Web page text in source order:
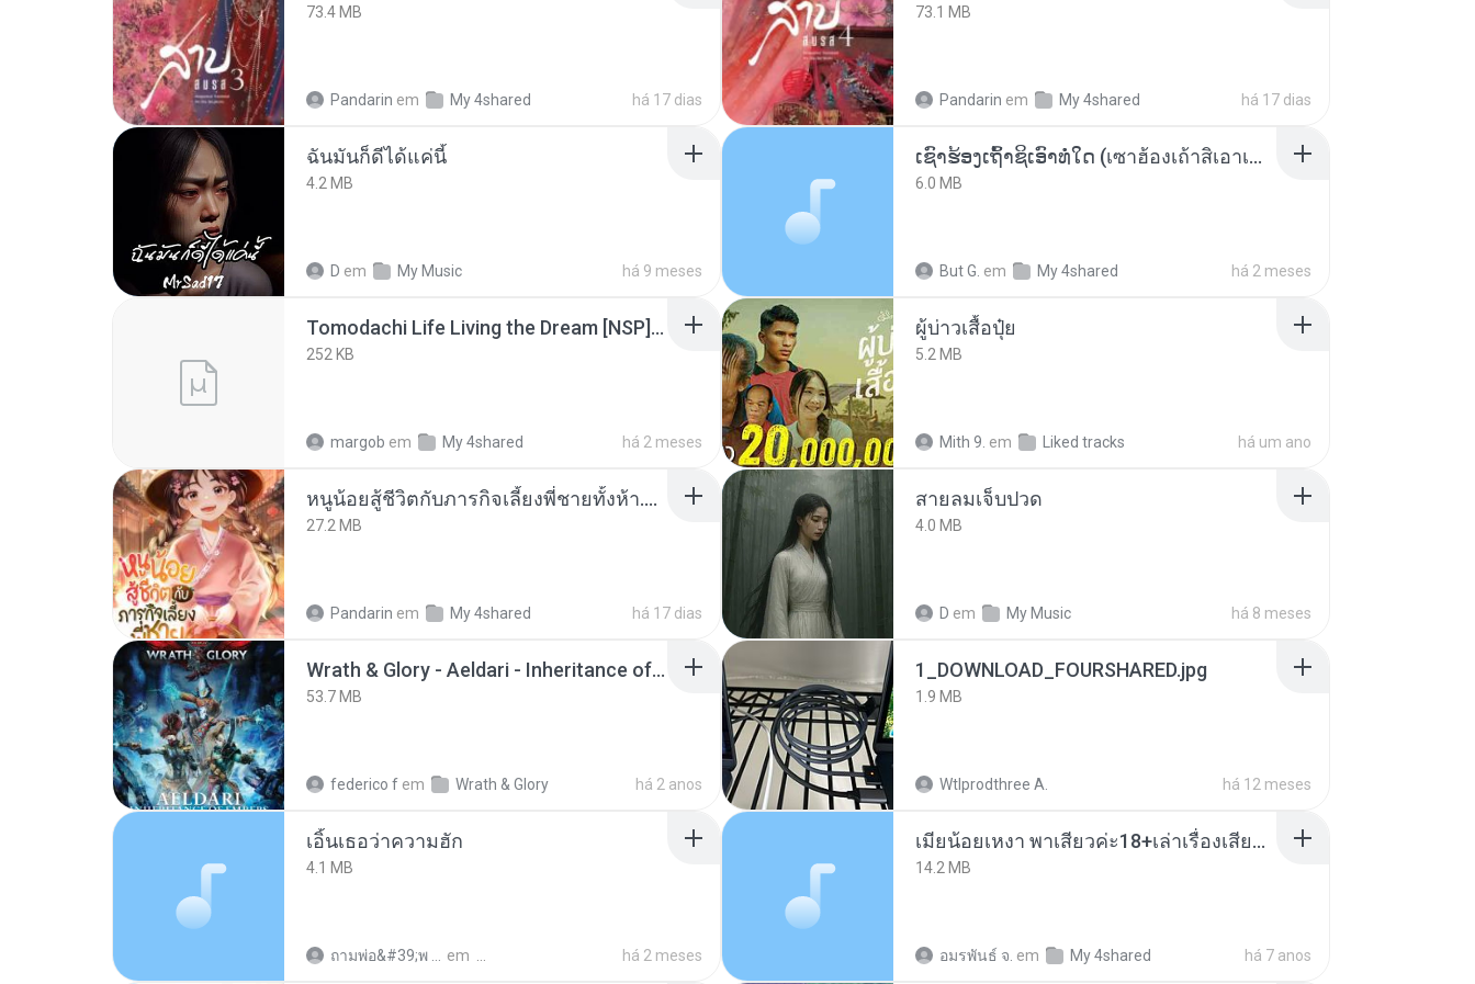
73.4 MB
Pandarin em My 4shared há 17 dias
73.1 MB
Pandarin em My 4shared há 17 dias
ฉันมันก็ดีได้แค่นี้
4.2 MB
D em My Music há 9 meses
ເຊົາຮ້ອງເຖົ້າຊິເອົາທໍ່ໃດ (เซาฮ้องเถ้าสิเอาเท่าใด) ບຸນເກີດ ຫນູຫ່ວງ ft. ໂສພາ ຈຸນທະລາ
6.0 MB
But G. em My 4shared há 2 meses
Tomodachi Life Living the Dream [NSP].torrent
252 KB
margob em My 4shared há 2 meses
ผู้บ่าวเสื้อปุ๋ย
5.2 MB
Mith 9. em Liked tracks há um ano
หนูน้อยสู้ชีวิตกับภารกิจเลี้ยงพี่ชายทั้งห้า.pdf
27.2 MB
Pandarin em My 4shared há 17 dias
สายลมเจ็บปวด
4.0 MB
D em My Music há 8 meses
Wrath & Glory - Aeldari - Inheritance of Embers.pdf
53.7 MB
federico f em Wrath & Glory há 2 anos
1_DOWNLOAD_FOURSHARED.jpg
1.9 MB
Wtlprodthree A. há 12 meses
เอิ้นเธอว่าความฮัก
4.1 MB
em há 2 meses
เมียน้อยเหงา พาเสียวค่ะ18+เล่าเรื่องเสียว.mp3
14.2 MB
อมรพันธ์ จ. em My 4shared há 7 anos